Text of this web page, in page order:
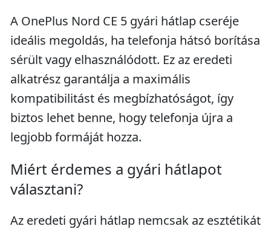
A OnePlus Nord CE 5 gyári hátlap cseréje
ideális megoldás, ha telefonja hátsó borítása
sérült vagy elhasználódott. Ez az eredeti
alkatrész garantálja a maximális
kompatibilitást és megbízhatóságot, így
biztos lehet benne, hogy telefonja újra a
legjobb formáját hozza.
Miért érdemes a gyári hátlapot
választani?
Az eredeti gyári hátlap nemcsak az esztétikát